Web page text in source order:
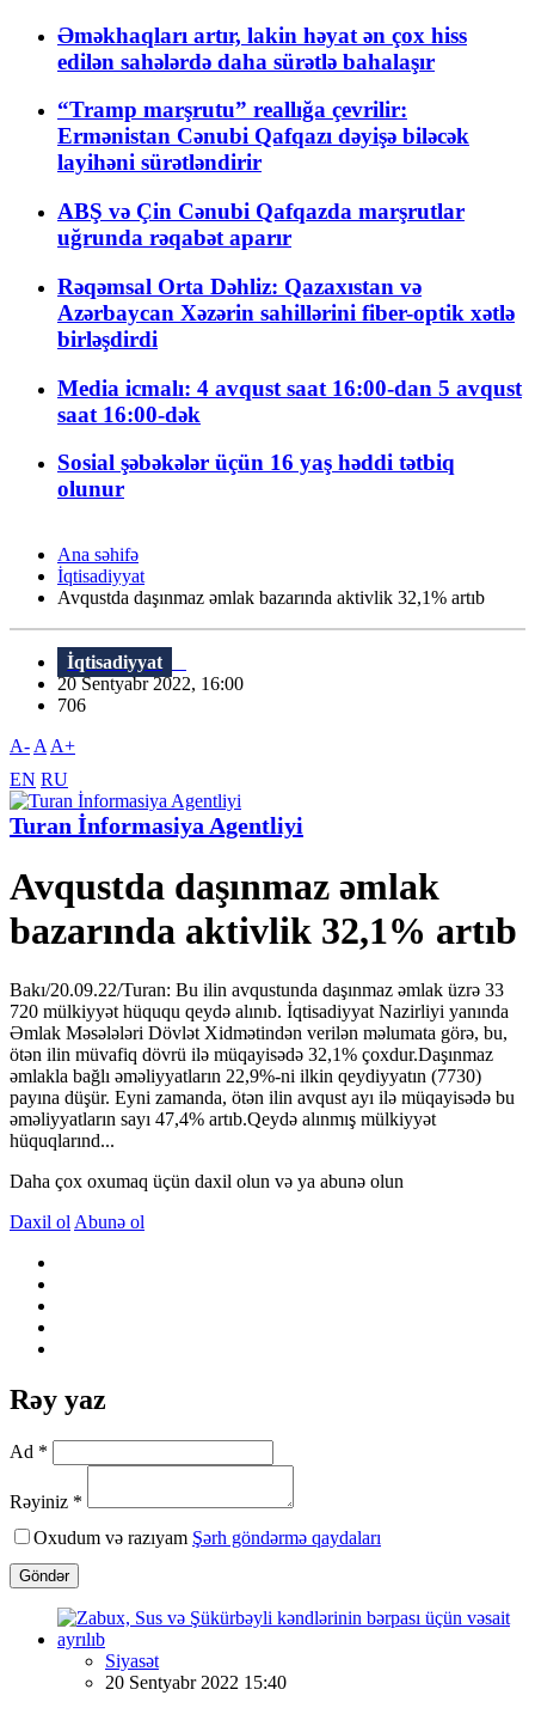
Əməkhaqları artır, lakin həyat ən çox hiss
edilən sahələrdə daha sürətlə bahalaşır
“Tramp marşrutu” reallığa çevrilir:
Ermənistan Cənubi Qafqazı dəyişə biləcək
layihəni sürətləndirir
ABŞ və Çin Cənubi Qafqazda marşrutlar
uğrunda rəqabət aparır
Rəqəmsal Orta Dəhliz: Qazaxıstan və
Azərbaycan Xəzərin sahillərini fiber-optik xətlə
birləşdirdi
Media icmalı: 4 avqust saat 16:00-dan 5 avqust
saat 16:00-dək
Sosial şəbəkələr üçün 16 yaş həddi tətbiq
olunur
Ana səhifə
İqtisadiyyat
Avqustda daşınmaz əmlak bazarında aktivlik 32,1% artıb
İqtisadiyyat
20 Sentyabr 2022, 16:00
706
A- A A+
EN RU
Turan İnformasiya Agentliyi
Avqustda daşınmaz əmlak
bazarında aktivlik 32,1% artıb
Bakı/20.09.22/Turan: Bu ilin avqustunda daşınmaz əmlak üzrə 33
720 mülkiyyət hüququ qeydə alınıb. İqtisadiyyat Nazirliyi yanında
Əmlak Məsələləri Dövlət Xidmətindən verilən məlumata görə, bu,
ötən ilin müvafiq dövrü ilə müqayisədə 32,1% çoxdur.Daşınmaz
əmlakla bağlı əməliyyatların 22,9%-ni ilkin qeydiyyatın (7730)
payına düşür. Eyni zamanda, ötən ilin avqust ayı ilə müqayisədə bu
əməliyyatların sayı 47,4% artıb.Qeydə alınmış mülkiyyət
hüquqlarınd...
Daha çox oxumaq üçün daxil olun və ya abunə olun
Daxil ol Abunə ol
Rəy yaz
Ad *
Rəyiniz *
Oxudum və razıyam Şərh göndərmə qaydaları
Göndər
Siyasət
20 Sentyabr 2022 15:40